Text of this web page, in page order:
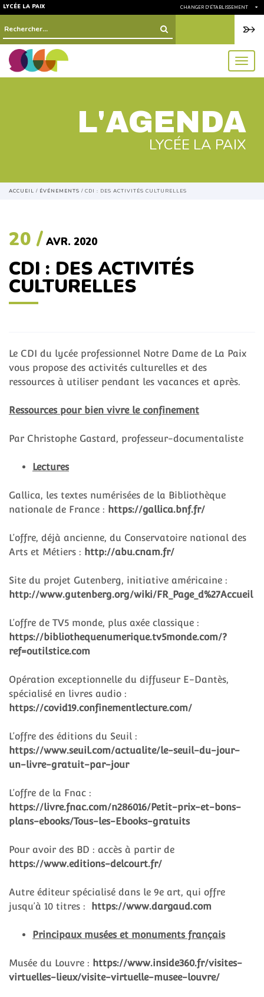
LYCÉE LA PAIX CHANGER D'ÉTABLISSEMENT
Rechercher :
menu
L'AGENDA
LYCÉE LA PAIX
ACCUEIL / ÉVÉNEMENTS / CDI : DES ACTIVITÉS CULTURELLES
20 / AVR. 2020
CDI : DES ACTIVITÉS
CULTURELLES
Le CDI du lycée professionnel Notre Dame de La Paix
vous propose des activités culturelles et des
ressources à utiliser pendant les vacances et après.
Ressources pour bien vivre le confinement
Par Christophe Gastard, professeur-documentaliste
Lectures
Gallica, les textes numérisées de la Bibliothèque
nationale de France : https://gallica.bnf.fr/
L’offre, déjà ancienne, du Conservatoire national des
Arts et Métiers : http://abu.cnam.fr/
Site du projet Gutenberg, initiative américaine :
http://www.gutenberg.org/wiki/FR_Page_d%27Accueil
L’offre de TV5 monde, plus axée classique :
https://bibliothequenumerique.tv5monde.com/?
ref=outilstice.com
Opération exceptionnelle du diffuseur E-Dantès,
spécialisé en livres audio :
https://covid19.confinementlecture.com/
L’offre des éditions du Seuil :
https://www.seuil.com/actualite/le-seuil-du-jour-
un-livre-gratuit-par-jour
L’offre de la Fnac :
https://livre.fnac.com/n286016/Petit-prix-et-bons-
plans-ebooks/Tous-les-Ebooks-gratuits
Pour avoir des BD : accès à partir de
https://www.editions-delcourt.fr/
Autre éditeur spécialisé dans le 9e art, qui offre
jusqu’à 10 titres :
https://www.dargaud.com
Principaux musées et monuments français
Musée du Louvre : https://www.inside360.fr/visites-
virtuelles-lieux/visite-virtuelle-musee-louvre/